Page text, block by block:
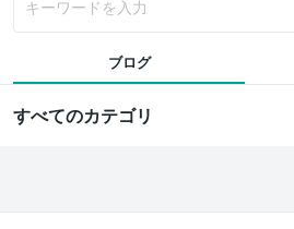
ブログ
すべてのカテゴリ